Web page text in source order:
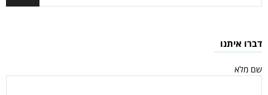
דברו איתנו
שם מלא